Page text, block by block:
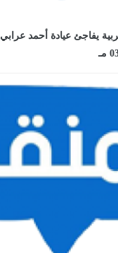
يفاجئ عيادة أحمد عرابي